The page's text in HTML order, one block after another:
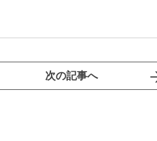
次の記事へ